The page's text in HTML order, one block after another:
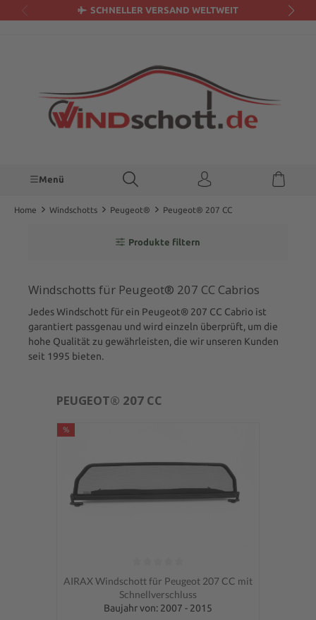
SCHNELLER VERSAND WELTWEIT
Menü
Home Windschotts Peugeot® Peugeot® 207 CC
Produkte filtern
Windschotts für Peugeot® 207 CC Cabrios
Jedes Windschott für ein Peugeot® 207 CC Cabrio ist
garantiert passgenau und wird einzeln überprüft, um die
hohe Qualität zu gewährleisten, die wir unseren Kunden
seit 1995 bieten.
PEUGEOT® 207 CC
%
Durchschnittliche Bewertung von 0 von 5 Sternen
AIRAX Windschott für Peugeot 207 CC mit
Schnellverschluss
Baujahr von: 2007 - 2015